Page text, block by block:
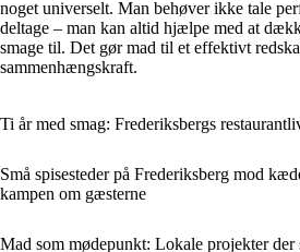
noget universelt. Man behøver ikke tale
deltage – man kan altid hjælpe med at
smage til. Det gør mad til et effektivt
sammenhængskraft.
Ti år med smag: Frederiksbergs
Små spisesteder på Frederiksberg mod
kampen om gæsterne
Mad som mødepunkt: Lokale projekter